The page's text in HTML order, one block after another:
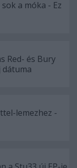
a móka - Ez
Red- és Bury
lemezhez -